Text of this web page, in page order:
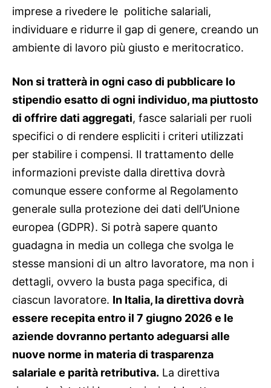
imprese a rivedere le politiche salariali,
individuare e ridurre il gap di genere, creando un
ambiente di lavoro più giusto e meritocratico.
Non si tratterà in ogni caso di pubblicare lo
stipendio esatto di ogni individuo, ma piuttosto
di offrire dati aggregati, fasce salariali per ruoli
specifici o di rendere espliciti i criteri utilizzati
per stabilire i compensi. Il trattamento delle
informazioni previste dalla direttiva dovrà
comunque essere conforme al Regolamento
generale sulla protezione dei dati dell’Unione
europea (GDPR). Si potrà sapere quanto
guadagna in media un collega che svolga le
stesse mansioni di un altro lavoratore, ma non i
dettagli, ovvero la busta paga specifica, di
ciascun lavoratore. In Italia, la direttiva dovrà
essere recepita entro il 7 giugno 2026 e le
aziende dovranno pertanto adeguarsi alle
nuove norme in materia di trasparenza
salariale e parità retributiva. La direttiva